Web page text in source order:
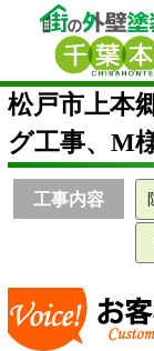
HOME お客様
リング工事、M様
松戸市上本
グ工事、M
工事内容